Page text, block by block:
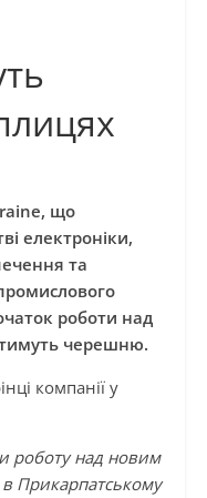
що
електроніки,
та
роботи над
черешню.
компанії у
роботу над новим
Прикарпатському